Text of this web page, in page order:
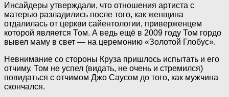
Инсайдеры утверждали, что отношения артиста с
матерью разладились после того, как женщина
отдалилась от церкви сайентологии, приверженцем
которой является Том. А ведь ещё в 2009 году Том гордо
вывел маму в свет — на церемонию «Золотой Глобус».
Невнимание со стороны Круза пришлось испытать и его
отчиму. Том не успел (видать, не очень и стремился)
повидаться с отчимом Джо Саусом до того, как мужчина
скончался.